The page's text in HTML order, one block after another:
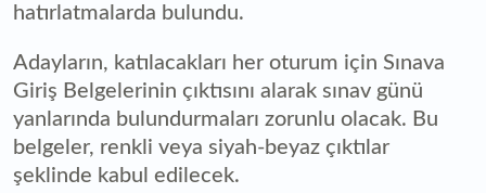
hatırlatmalarda bulundu.
Adayların, katılacakları her oturum için Sınava
Giriş Belgelerinin çıktısını alarak sınav günü
yanlarında bulundurmaları zorunlu olacak. Bu
belgeler, renkli veya siyah-beyaz çıktılar
şeklinde kabul edilecek.